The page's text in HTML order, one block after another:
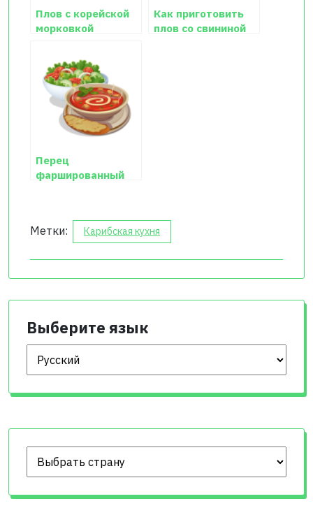
Плов с корейской
морковкой
Как приготовить
плов со свининой
Перец
фаршированный
Метки: Карибская кухня
Выберите язык
Выберите язык